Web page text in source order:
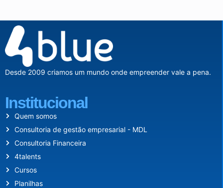
Desde 2009 criamos um mundo onde empreender vale a pena.
Institucional
Quem somos
Consultoria de gestão empresarial - MDL
Consultoria Financeira
4talents
Cursos
Planilhas